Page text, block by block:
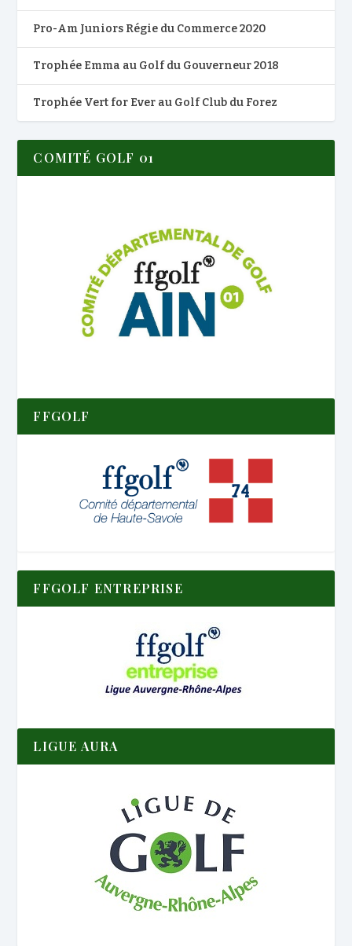
Pro-Am Juniors Régie du Commerce 2020
Trophée Emma au Golf du Gouverneur 2018
Trophée Vert for Ever au Golf Club du Forez
COMITÉ GOLF 01
FFGOLF
FFGOLF ENTREPRISE
LIGUE AURA